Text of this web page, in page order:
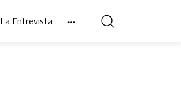
La Entrevista